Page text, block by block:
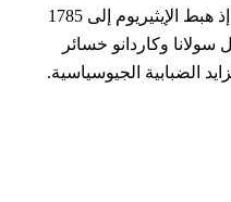
وانعكس التراجع على بقية العملات، إذ هبط الإيثيريوم إلى 1785
وكاردانو خسائر
الضبابية الجيوسياسية.